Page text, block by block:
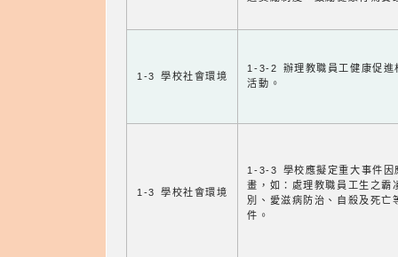
1-3 學校社會環境
1-3-2 辦理教職員工健康促進
活動。
1-3 學校社會環境
1-3-3 學校應擬定重大事件因
畫，如：處理教職員工生之霸
別、愛滋病防治、自殺及死亡
件。